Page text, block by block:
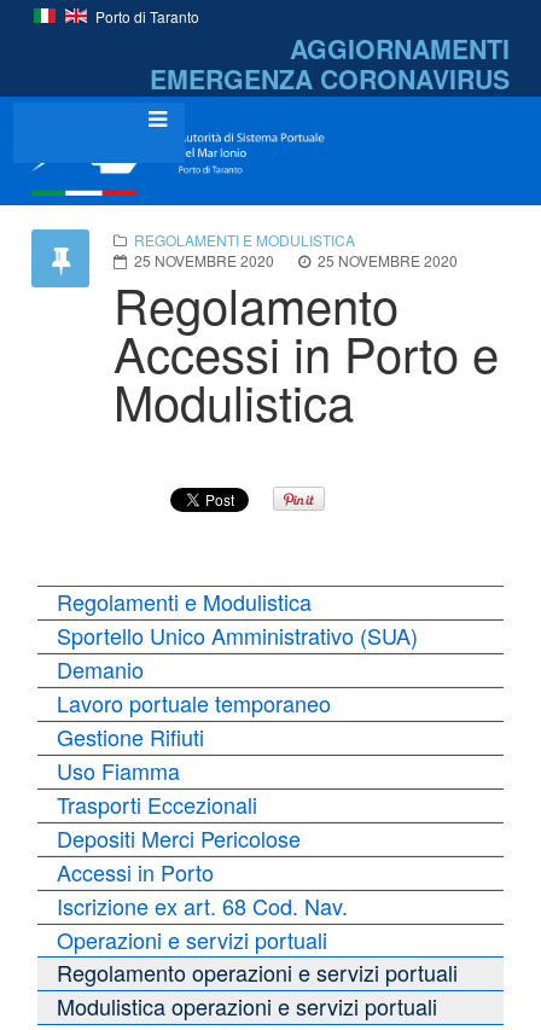
Porto di Taranto
AGGIORNAMENTI
EMERGENZA CORONAVIRUS
REGOLAMENTI E MODULISTICA
25 NOVEMBRE 2020
25 NOVEMBRE 2020
Regolamento
Accessi in Porto e
Modulistica
Regolamenti e Modulistica
Sportello Unico Amministrativo (SUA)
Demanio
Lavoro portuale temporaneo
Gestione Rifiuti
Uso Fiamma
Trasporti Eccezionali
Depositi Merci Pericolose
Accessi in Porto
Iscrizione ex art. 68 Cod. Nav.
Operazioni e servizi portuali
Regolamento operazioni e servizi portuali
Modulistica operazioni e servizi portuali